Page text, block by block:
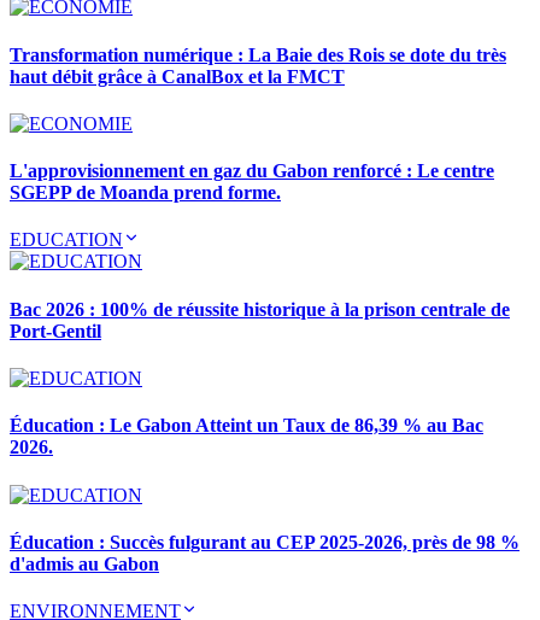
Transformation numérique : La Baie des Rois se dote du très
haut débit grâce à CanalBox et la FMCT
L'approvisionnement en gaz du Gabon renforcé : Le centre
SGEPP de Moanda prend forme.
EDUCATION
Bac 2026 : 100% de réussite historique à la prison centrale de
Port-Gentil
Éducation : Le Gabon Atteint un Taux de 86,39 % au Bac
2026.
Éducation : Succès fulgurant au CEP 2025-2026, près de 98 %
d'admis au Gabon
ENVIRONNEMENT